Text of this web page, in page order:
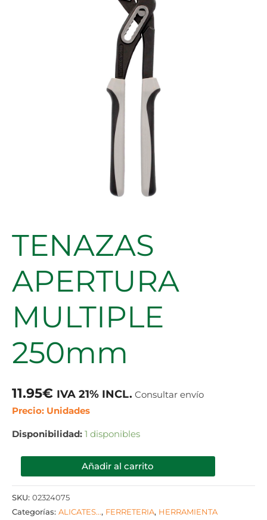
TENAZAS
APERTURA
MULTIPLE
250mm
11.95€ IVA 21% INCL. Consultar envío
Precio: Unidades
Disponibilidad: 1 disponibles
Añadir al carrito
SKU: 02324075
Categorías: ALICATES..., FERRETERIA, HERRAMIENTA